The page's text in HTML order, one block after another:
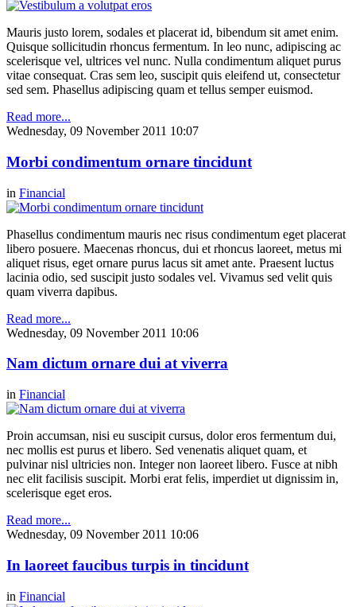
Mauris justo lorem, sodales et placerat id, bibendum sit amet enim.
Quisque sollicitudin rhoncus fermentum. In leo nunc, adipiscing ac
scelerisque vel, ultrices vel nunc. Nulla condimentum aliquet purus
vitae consequat. Cras sem leo, suscipit quis eleifend ut, consectetur
sed sem. Phasellus adipiscing quam et tellus semper euismod.
Read more...
Wednesday, 09 November 2011 10:07
Morbi condimentum ornare tincidunt
in Financial
Phasellus condimentum mauris nec risus condimentum eget placerat
libero posuere. Maecenas rhoncus, dui et rhoncus laoreet, metus mi
aliquet risus, eget ornare purus lacus sit amet ante. Praesent luctus
lacinia odio, sed suscipit justo sodales vel. Vivamus sed velit quis
quam viverra dapibus.
Read more...
Wednesday, 09 November 2011 10:06
Nam dictum ornare dui at viverra
in Financial
Proin accumsan, nisi eu suscipit cursus, dolor eros fermentum dui,
nec mollis est purus et libero. Sed venenatis aliquet quam, et
pulvinar nisl ultricies non. Integer non laoreet libero. Fusce at nibh
nec elit facilisis suscipit. Morbi erat felis, imperdiet ut dignissim in,
scelerisque eget eros.
Read more...
Wednesday, 09 November 2011 10:06
In laoreet faucibus turpis in tincidunt
in Financial